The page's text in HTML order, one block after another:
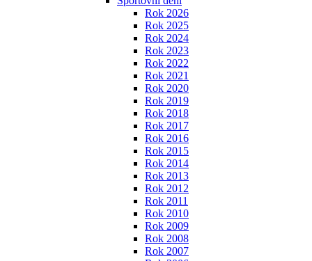
Rok 2026
Rok 2025
Rok 2024
Rok 2023
Rok 2022
Rok 2021
Rok 2020
Rok 2019
Rok 2018
Rok 2017
Rok 2016
Rok 2015
Rok 2014
Rok 2013
Rok 2012
Rok 2011
Rok 2010
Rok 2009
Rok 2008
Rok 2007